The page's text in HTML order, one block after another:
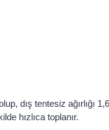
dış tentesiz ağırlığı
hızlıca toplanır.